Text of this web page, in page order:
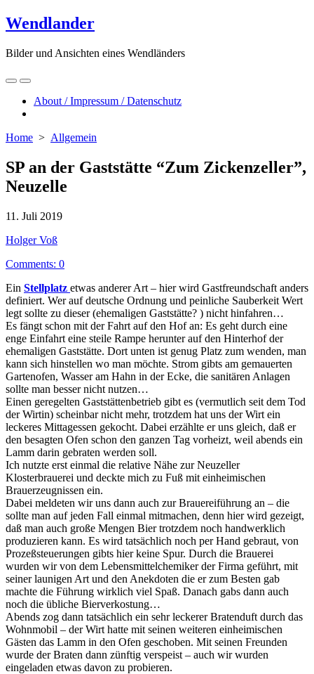
Skip
to
Wendlander
Bilder und Ansichten eines Wendländers
Search
Toggle
Menu
About / Impressum / Datenschutz
Home > Allgemein
SP an der Gaststätte “Zum Zickenzeller”,
Neuzelle
Published
11. Juli 2019
Author
Holger Voß
Comments: 0
Ein Stellplatz etwas anderer Art – hier wird Gastfreundschaft anders
definiert. Wer auf deutsche Ordnung und peinliche Sauberkeit Wert
legt sollte zu dieser (ehemaligen Gaststätte? ) nicht hinfahren…
Es fängt schon mit der Fahrt auf den Hof an: Es geht durch eine
enge Einfahrt eine steile Rampe herunter auf den Hinterhof der
ehemaligen Gaststätte. Dort unten ist genug Platz zum wenden, man
kann sich hinstellen wo man möchte. Strom gibts am gemauerten
Gartenofen, Wasser am Hahn in der Ecke, die sanitären Anlagen
sollte man besser nicht nutzen…
Einen geregelten Gaststättenbetrieb gibt es (vermutlich seit dem Tod
der Wirtin) scheinbar nicht mehr, trotzdem hat uns der Wirt ein
leckeres Mittagessen gekocht. Dabei erzählte er uns gleich, daß er
den besagten Ofen schon den ganzen Tag vorheizt, weil abends ein
Lamm darin gebraten werden soll.
Ich nutzte erst einmal die relative Nähe zur Neuzeller
Klosterbrauerei und deckte mich zu Fuß mit einheimischen
Brauerzeugnissen ein.
Dabei meldeten wir uns dann auch zur Brauereiführung an – die
sollte man auf jeden Fall einmal mitmachen, denn hier wird gezeigt,
daß man auch große Mengen Bier trotzdem noch handwerklich
produzieren kann. Es wird tatsächlich noch per Hand gebraut, von
Prozeßsteuerungen gibts hier keine Spur. Durch die Brauerei
wurden wir von dem Lebensmittelchemiker der Firma geführt, mit
seiner launigen Art und den Anekdoten die er zum Besten gab
machte die Führung wirklich viel Spaß. Danach gabs dann auch
noch die übliche Bierverkostung…
Abends zog dann tatsächlich ein sehr leckerer Bratenduft durch das
Wohnmobil – der Wirt hatte mit seinen weiteren einheimischen
Gästen das Lamm in den Ofen geschoben. Mit seinen Freunden
wurde der Braten dann zünftig verspeist – auch wir wurden
eingeladen etwas davon zu probieren.